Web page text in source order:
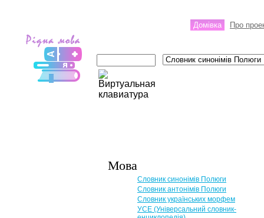
Домівка Про
Мова
Словник синонімів Полюги
Словник антонімів Полюги
Словник українських морфем
УСЕ (Універсальний словник-